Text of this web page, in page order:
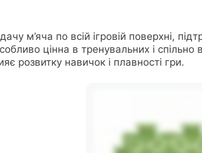
м’яча по всій ігровій поверхні,
цінна в тренувальних і спільно
розвитку навичок і плавності гри.